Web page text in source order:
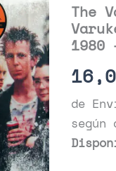
The
1980
de